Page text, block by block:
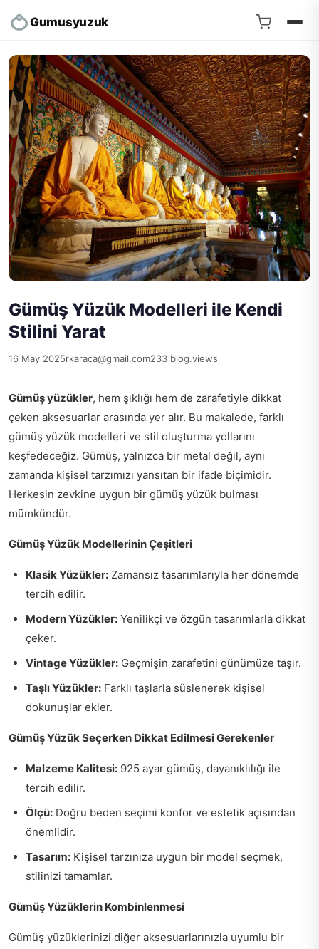
Gumusyuzuk
Gümüş Yüzük Modelleri ile Kendi
Stilini Yarat
16 May 2025rkaraca@gmail.com233 blog.views
Gümüş yüzükler, hem şıklığı hem de zarafetiyle dikkat
çeken aksesuarlar arasında yer alır. Bu makalede, farklı
gümüş yüzük modelleri ve stil oluşturma yollarını
keşfedeceğiz. Gümüş, yalnızca bir metal değil, aynı
zamanda kişisel tarzımızı yansıtan bir ifade biçimidir.
Herkesin zevkine uygun bir gümüş yüzük bulması
mümkündür.
Gümüş Yüzük Modellerinin Çeşitleri
Klasik Yüzükler: Zamansız tasarımlarıyla her dönemde
tercih edilir.
Modern Yüzükler: Yenilikçi ve özgün tasarımlarla dikkat
çeker.
Vintage Yüzükler: Geçmişin zarafetini günümüze taşır.
Taşlı Yüzükler: Farklı taşlarla süslenerek kişisel
dokunuşlar ekler.
Gümüş Yüzük Seçerken Dikkat Edilmesi Gerekenler
Malzeme Kalitesi: 925 ayar gümüş, dayanıklılığı ile
tercih edilir.
Ölçü: Doğru beden seçimi konfor ve estetik açısından
önemlidir.
Tasarım: Kişisel tarzınıza uygun bir model seçmek,
stilinizi tamamlar.
Gümüş Yüzüklerin Kombinlenmesi
Gümüş yüzüklerinizi diğer aksesuarlarınızla uyumlu bir